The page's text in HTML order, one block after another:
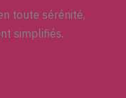
toute sérénité,
simplifiés.